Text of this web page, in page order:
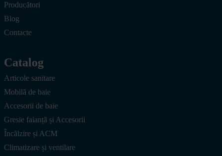
Producători
Blog
Contacte
Catalog
Articole sanitare
Mobilă de baie
Accesorii de baie
Gresie faianță și Accesorii
Încălzire și ACM
Climatizare și ventilare